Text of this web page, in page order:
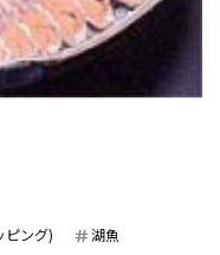
ピング) 湖魚